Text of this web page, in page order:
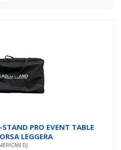
PRO EVENT TABLE
LEGGERA
DJ